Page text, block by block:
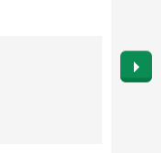
勤務
英語
給